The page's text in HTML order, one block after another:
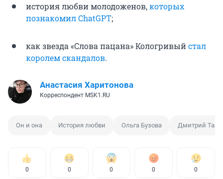
история любви молодоженов,которых
познакомил ChatGPT;
как звезда «Слова пацана» Кологривыйстал
королем скандалов.
Анастасия Харитонова
Корреспондент MSK1.RU
Он и она История любви Ольга Бузова Дмитрий
0 0 0 0 0